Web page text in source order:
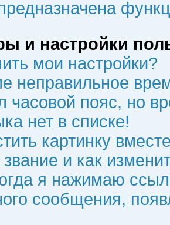
и настройки
мои настройки?
неправильное
часовой пояс, но
нет в списке!
картинку
и как
я нажимаю
сообщения,